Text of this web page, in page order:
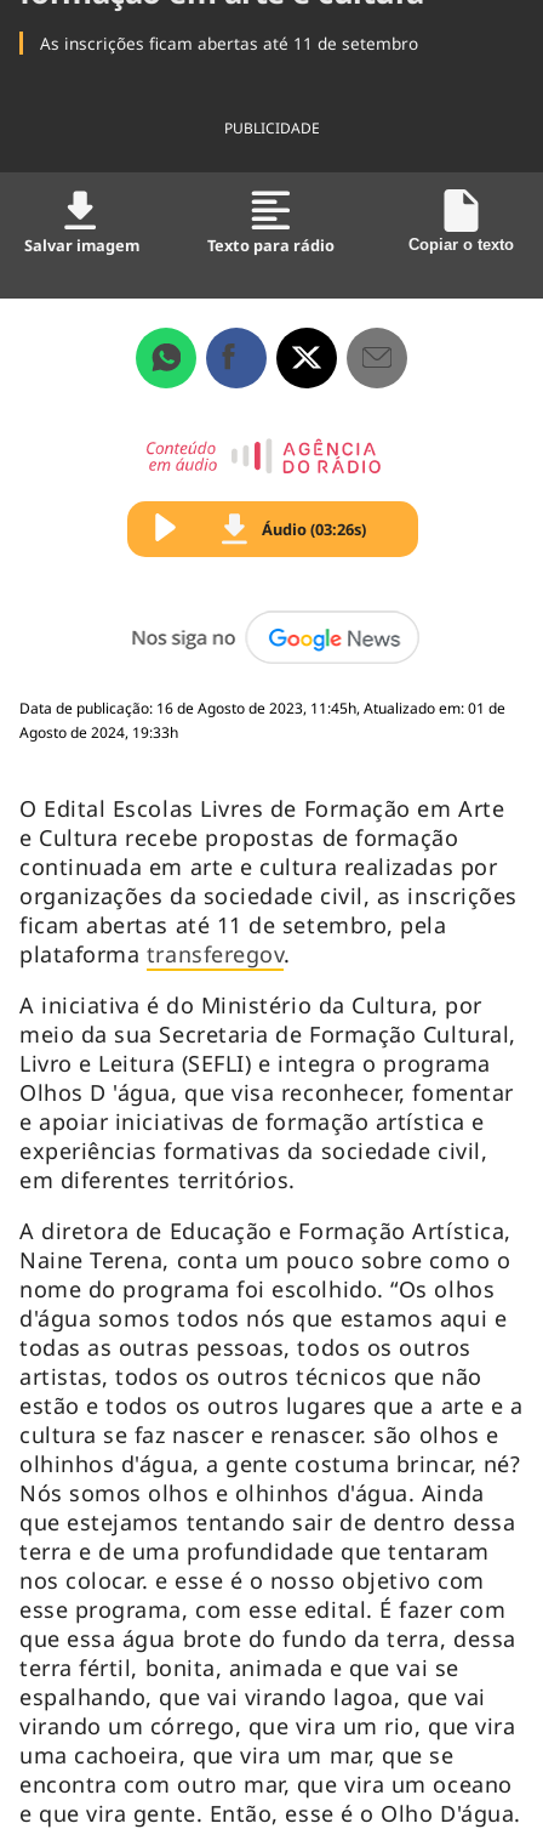
As inscrições ficam abertas até 11 de setembro
PUBLICIDADE
Salvar imagem Texto para rádio Copiar o texto
Áudio (03:26s)
Data de publicação: 16 de Agosto de 2023, 11:45h, Atualizado em: 01 de
Agosto de 2024, 19:33h
O Edital Escolas Livres de Formação em Arte
e Cultura recebe propostas de formação
continuada em arte e cultura realizadas por
organizações da sociedade civil, as inscrições
ficam abertas até 11 de setembro, pela
plataforma transferegov.
A iniciativa é do Ministério da Cultura, por
meio da sua Secretaria de Formação Cultural,
Livro e Leitura (SEFLI) e integra o programa
Olhos D 'água, que visa reconhecer, fomentar
e apoiar iniciativas de formação artística e
experiências formativas da sociedade civil,
em diferentes territórios.
A diretora de Educação e Formação Artística,
Naine Terena, conta um pouco sobre como o
nome do programa foi escolhido. “Os olhos
d'água somos todos nós que estamos aqui e
todas as outras pessoas, todos os outros
artistas, todos os outros técnicos que não
estão e todos os outros lugares que a arte e a
cultura se faz nascer e renascer. são olhos e
olhinhos d'água, a gente costuma brincar, né?
Nós somos olhos e olhinhos d'água. Ainda
que estejamos tentando sair de dentro dessa
terra e de uma profundidade que tentaram
nos colocar. e esse é o nosso objetivo com
esse programa, com esse edital. É fazer com
que essa água brote do fundo da terra, dessa
terra fértil, bonita, animada e que vai se
espalhando, que vai virando lagoa, que vai
virando um córrego, que vira um rio, que vira
uma cachoeira, que vira um mar, que se
encontra com outro mar, que vira um oceano
e que vira gente. Então, esse é o Olho D'água.